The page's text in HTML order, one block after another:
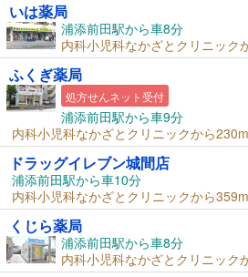
いは薬局
浦添前田駅から車8分
内科小児科なかざとクリニック
ふくぎ薬局
処方せんネット受付
浦添前田駅から車9分
内科小児科なかざとクリニックから230m
ドラッグイレブン城間店
浦添前田駅から車10分
内科小児科なかざとクリニックから359m
くじら薬局
浦添前田駅から車8分
内科小児科なかざとクリニック